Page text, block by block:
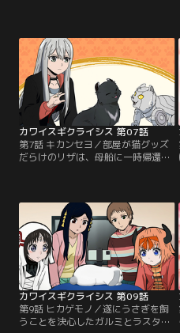
顔の珍獣のポスターを見つける。そ
の珍獣が犬のパグで迷い犬のポスタ
ーだと教えてもらったリザは、カワ
イイの無限の可能性に慄きながらも
迷い犬を探すことにする。【提供：
バンダイチャンネル】
カワイスギクライシス 第07話
第7話 キカンセヨ／部屋が猫グッズ
だらけのリザは、母船に一時帰還す
の指示でよぞらのサイボーグを作成
する。メカよぞらはよぞらの行動を
学習し、段々可愛さを磨いていく。
するとよぞらがリザを取られまいと
更に甘えてきて。【提供：バンダイ
チャンネル】
カワイスギクライシス 第09話
第9話 ヒカゲモノ／遂にうさぎを飼
うことを決心したガルミとラスタ。